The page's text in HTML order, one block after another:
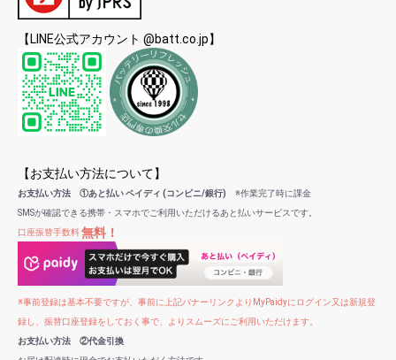
【LINE公式アカウント @batt.co.jp】
【お支払い方法について】
お支払い方法 ①あと払い ペイディ (コンビニ/銀行) ※作業完了時に課金
SMSが確認できる携帯・スマホでご利用いただけるあと払いサービスです。
口座振替手数料無料！
※事前登録は基本不要ですが、事前に上記バナーリンクよりMyPaidyにログイン又は新規登
録し、振替口座登録をしておく事で、よりスムーズにご利用いただけます。
お支払い方法 ②代金引換